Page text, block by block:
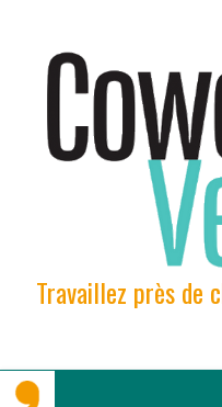
Travaillez près de